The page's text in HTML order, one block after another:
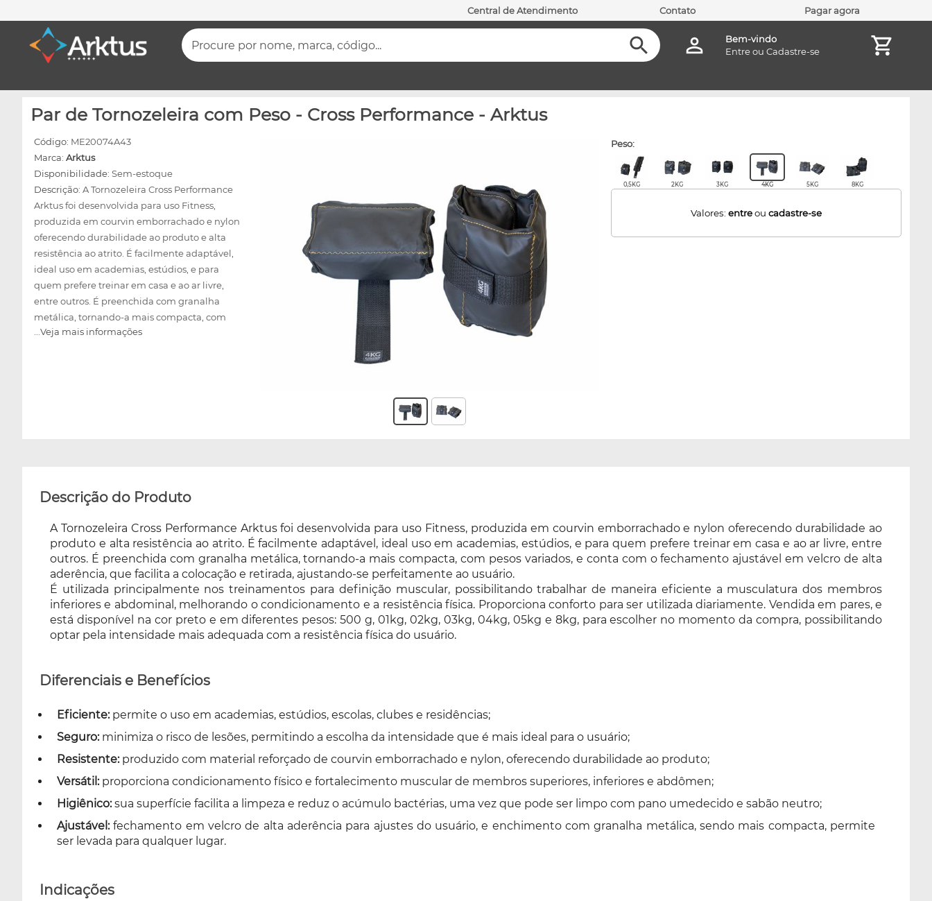
Central de Atendimento Contato Pagar agora
Procure por nome, marca, código...
Bem-vindo
Entreou Cadastre-se
Par de Tornozeleira com Peso - Cross Performance - Arktus
Código: ME20074A43
Marca: Arktus
Disponibilidade: Sem-estoque
Descrição: A Tornozeleira Cross Performance
Arktus foi desenvolvida para uso Fitness,
produzida em courvin emborrachado e nylon
oferecendo durabilidade ao produto e alta
resistência ao atrito. É facilmente adaptável,
ideal uso em academias, estúdios, e para
quem prefere treinar em casa e ao ar livre,
entre outros. É preenchida com granalha
metálica, tornando-a mais compacta, com
pesos variados, e conta com o fechamento
diariamente. Vendida em pares, e está
disponível na cor preto e em diferentes pesos:
500 g, 01kg, 02kg, 03kg, 04kg, 05kg e 8kg,
para escolher no momento da compra,
possibilitando optar pela intensidade mais
adequada com a resistência física do usuário.
...Veja mais informações
peso:
0,5KG 2KG 3KG 4KG 5KG 8KG
Valores:entreoucadastre-se
Descrição do Produto
A Tornozeleira Cross Performance Arktus foi desenvolvida para uso Fitness, produzida em courvin emborrachado e nylon oferecendo durabilidade ao
produto e alta resistência ao atrito. É facilmente adaptável, ideal uso em academias, estúdios, e para quem prefere treinar em casa e ao ar livre, entre
outros. É preenchida com granalha metálica, tornando-a mais compacta, com pesos variados, e conta com o fechamento ajustável em velcro de alta
aderência, que facilita a colocação e retirada, ajustando-se perfeitamente ao usuário.
É utilizada principalmente nos treinamentos para definição muscular, possibilitando trabalhar de maneira eficiente a musculatura dos membros
inferiores e abdominal, melhorando o condicionamento e a resistência física. Proporciona conforto para ser utilizada diariamente. Vendida em pares, e
está disponível na cor preto e em diferentes pesos: 500 g, 01kg, 02kg, 03kg, 04kg, 05kg e 8kg, para escolher no momento da compra, possibilitando
optar pela intensidade mais adequada com a resistência física do usuário.
Diferenciais e Benefícios
Eficiente:permite o uso em academias, estúdios, escolas, clubes e residências;
Seguro:minimiza o risco de lesões, permitindo a escolha da intensidade que é mais ideal para o usuário;
Resistente:produzido com material reforçado de courvin emborrachado e nylon, oferecendo durabilidade ao produto;
Versátil:proporciona condicionamento físico e fortalecimento muscular de membros superiores, inferiores e abdômen;
Higiênico:sua superfície facilita a limpeza e reduz o acúmulo bactérias, uma vez que pode ser limpo com pano umedecido e sabão neutro;
Ajustável:fechamento em velcro de alta aderência para ajustes do usuário, e enchimento com granalha metálica, sendo mais compacta, permite
ser levada para qualquer lugar.
Indicações